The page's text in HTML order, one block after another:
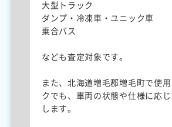
大型トラック
ダンプ・冷凍車・ユニック車
乗合バス
なども査定対象です。
また、北海道増毛郡増毛町で使
クでも、車両の状態や仕様に応
します。